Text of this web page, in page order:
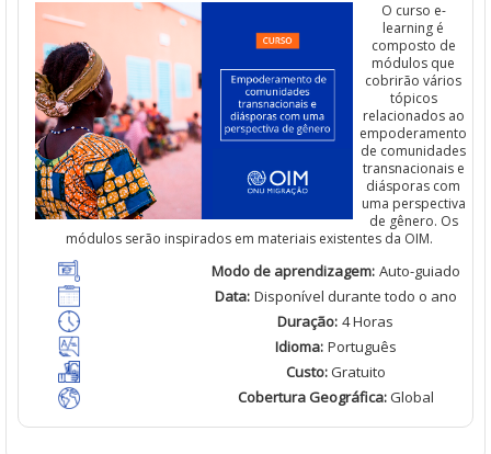
O curso e-
learning é
composto de
módulos que
cobrirão vários
tópicos
relacionados ao
empoderamento
de comunidades
transnacionaise
diásporas com
uma perspectiva
de gênero. Os
módulos serão inspirados em materiais existentes da OIM.
Modo de aprendizagem: Auto-guiado
Data: Disponível durante todo o ano
Duração: 4 Horas
Idioma: Português
Custo:Gratuito
Cobertura Geográfica:Global